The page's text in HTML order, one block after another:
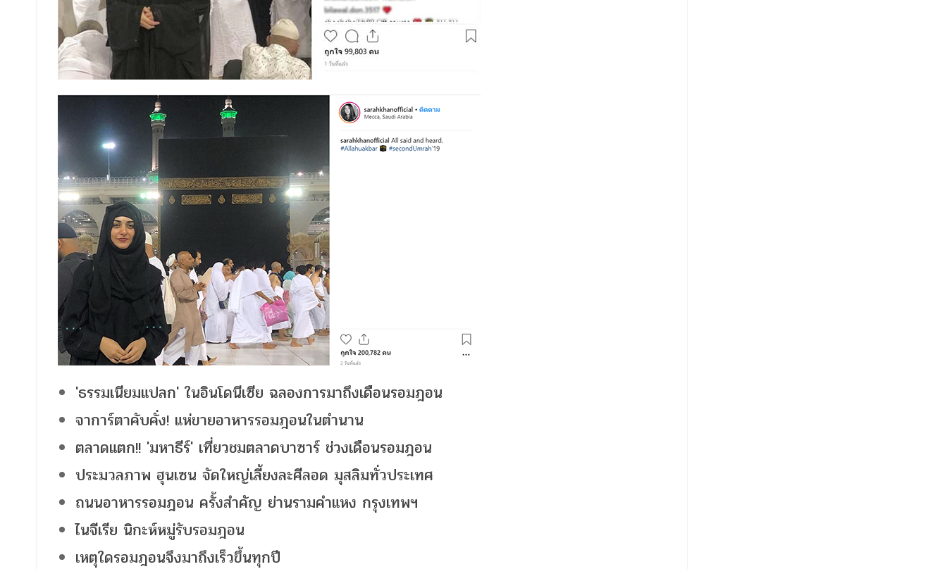
'ธรรมเนียมแปลก' ในอินโดนีเซีย ฉลองการมาถึงเดือนรอมฎอน
จาการ์ตาคับคั่ง! แห่ขายอาหารรอมฎอนในตำนาน
ตลาดแตก!! 'มหาธีร์' เที่ยวชมตลาดบาซาร์ ช่วงเดือนรอมฎอน
ประมวลภาพ ฮุนเซน จัดใหญ่เลี้ยงละศีลอด มุสลิมทั่วประเทศ
ถนนอาหารรอมฎอน ครั้งสำคัญ ย่านรามคำแหง กรุงเทพฯ
ไนจีเรีย นิกะห์หมู่รับรอมฎอน
เหตุใดรอมฎอนจึงมาถึงเร็วขึ้นทุกปี